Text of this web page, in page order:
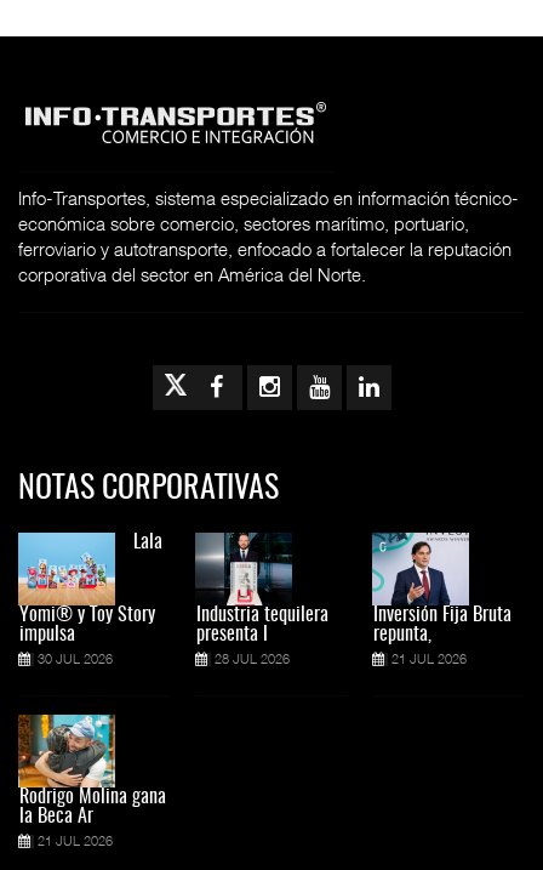
Info-Transportes, sistema especializado en información técnico-
económica sobre comercio, sectores marítimo, portuario,
ferroviario y autotransporte, enfocado a fortalecer la reputación
corporativa del sector en América del Norte.
NOTAS CORPORATIVAS
Lala
Yomi® y Toy Story
impulsa
30 JUL 2026
Rodrigo Molina gana
la Beca Ar
21 JUL 2026
Industria tequilera
presenta l
28 JUL 2026
Inversión Fija Bruta
repunta,
21 JUL 2026